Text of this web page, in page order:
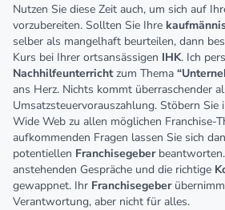
Nutzen Sie diese Zeit auch, um sich auf
vorzubereiten. Sollten Sie Ihre
selber als mangelhaft beurteilen, dann
Kurs bei Ihrer ortsansässigen IHK. Ich
Nachhilfeunterrichtzum Thema
ans Herz. Nichts kommt überraschender
Umsatzsteuervorauszahlung. Stöbern
Wide Web zu allen möglichen Franchise-
aufkommenden Fragen lassen Sie sich
potentiellen Franchisegeber
anstehenden Gespräche und die richtige
gewappnet. Ihr Franchisegeber
Verantwortung, aber nicht für alles.